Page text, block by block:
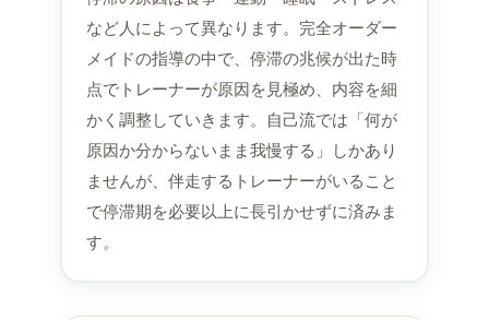
など人によって異なります。完全オーダー
メイドの指導の中で、停滞の兆候が出た時
点でトレーナーが原因を見極め、内容を細
かく調整していきます。自己流では「何が
原因か分からないまま我慢する」しかあり
ませんが、伴走するトレーナーがいること
で停滞期を必要以上に長引かせずに済みま
す。